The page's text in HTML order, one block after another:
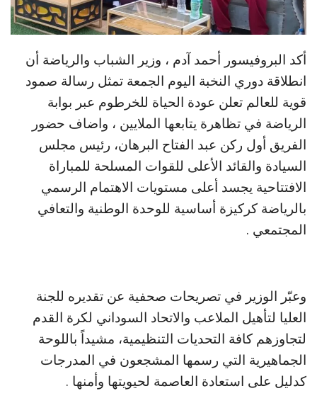
​أكد البروفيسور أحمد آدم ، وزير الشباب والرياضة أن
انطلاقة دوري النخبة اليوم الجمعة تمثل رسالة صمود
قوية للعالم تعلن عودة الحياة للخرطوم عبر بوابة
الرياضة في تظاهرة يتابعها الملايين ، واضاف حضور
الفريق أول ركن عبد الفتاح البرهان، رئيس مجلس
السيادة والقائد الأعلى للقوات المسلحة للمباراة
الافتتاحية يجسد أعلى مستويات الاهتمام الرسمي
بالرياضة كركيزة أساسية للوحدة الوطنية والتعافي
المجتمعي .
وعبّر الوزير في تصريحات صحفية عن تقديره للجنة
العليا لتأهيل الملاعب والاتحاد السوداني لكرة القدم
لتجاوزهم كافة التحديات التنظيمية، مشيداً باللوحة
الجماهيرية التي رسمها المشجعون في المدرجات
كدليل على استعادة العاصمة لحيويتها وأمنها .